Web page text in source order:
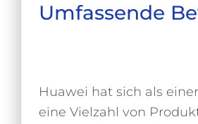
Umfassende
Huawei hat sich als
eine Vielzahl von